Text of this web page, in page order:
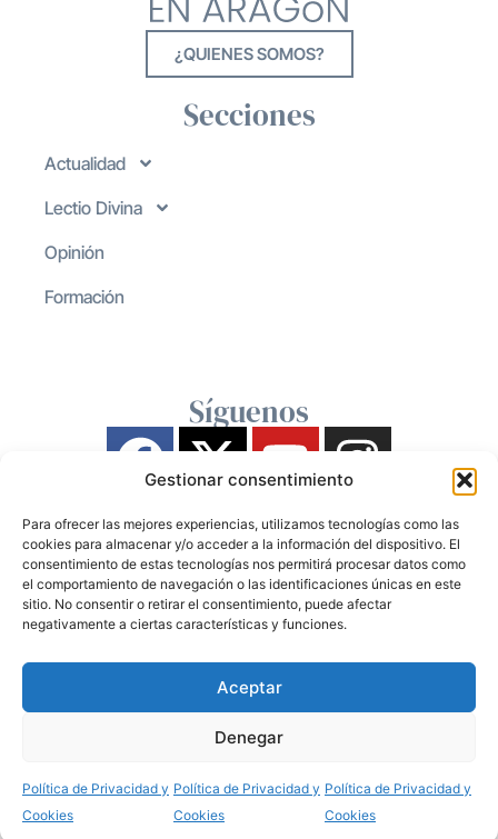
Gestionar consentimiento
Para ofrecer las mejores experiencias, utilizamos tecnologías como las
cookies para almacenar y/o acceder a la información del dispositivo. El
consentimiento de estas tecnologías nos permitirá procesar datos como
el comportamiento de navegación o las identificaciones únicas en este
sitio. No consentir o retirar el consentimiento, puede afectar
negativamente a ciertas características y funciones.
Aceptar
Denegar
Política de Privacidad y
Cookies
Política de Privacidad y
Cookies
Política de Privacidad y
Cookies
¿QUIENES SOMOS?
Secciones
Actualidad
Lectio Divina
Opinión
Formación
Síguenos